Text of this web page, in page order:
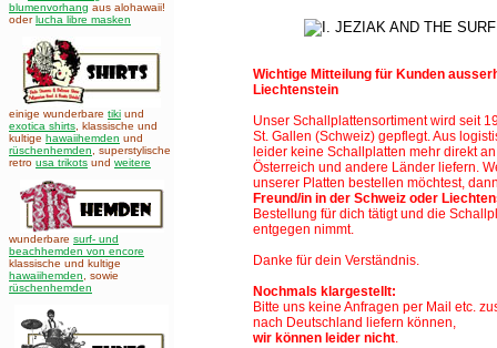
blumenvorhang aus alohawaii!
oderlucha libre masken
einige wunderbare tiki und
exotica shirts , klassische und
kultige hawaiihemden und
rüschenhemden , superstylische
retro usa trikots und weitere
wunderbare surf- und
beachhemden von encore
klassische und kultige
hawaiihemden
sowie
rüschenhemden
Wichtige Mitteilung für Kunden
Liechtenstein
Unser Schallplattensortiment wird seit
St. Gallen (Schweiz) gepflegt. Aus
leider keine Schallplatten mehr direkt
Österreich und andere Länder liefern.
unserer Platten bestellen möchtest,
Freund/in in der Schweiz oder
Bestellung für dich tätigt und die
entgegen nimmt.
Danke für dein Verständnis.
Nochmals klargestellt:
Bitte uns keine Anfragen per Mail etc.
nach Deutschland liefern können,
wir können leider nicht.